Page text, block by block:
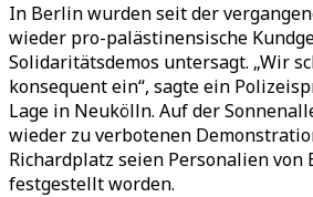
In Berlin wurden seit der
wieder pro-palästinensische
Solidaritätsdemos untersagt. „Wir
konsequent ein“, sagte ein
Lage in Neukölln. Auf der
wieder zu verbotenen
Richardplatz seien Personalien von
festgestellt worden.